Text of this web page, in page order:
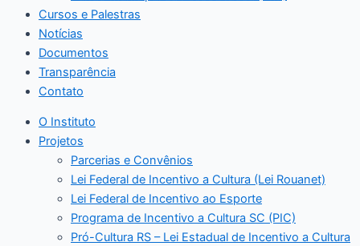
Cursos e Palestras
Notícias
Documentos
Transparência
Contato
O Instituto
Projetos
Parcerias e Convênios
Lei Federal de Incentivo a Cultura (Lei Rouanet)
Lei Federal de Incentivo ao Esporte
Programa de Incentivo a Cultura SC (PIC)
Pró-Cultura RS – Lei Estadual de Incentivo a Cultura